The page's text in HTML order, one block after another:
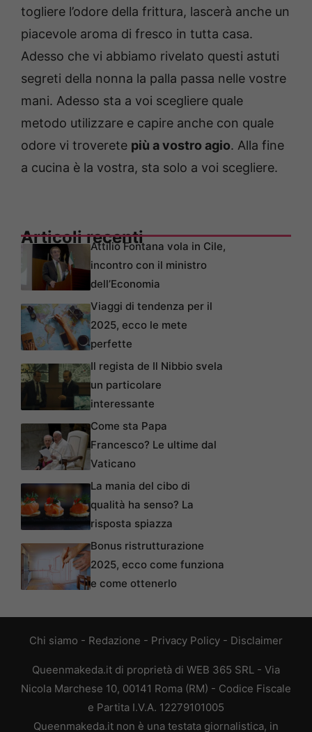
togliere l’odore della frittura, lascerà anche un
piacevole aroma di fresco in tutta casa.
Adesso che vi abbiamo rivelato questi astuti
segreti della nonna la palla passa nelle vostre
mani. Adesso sta a voi scegliere quale
metodo utilizzare e capire anche con quale
odore vi troverete più a vostro agio. Alla fine
a cucina è la vostra, sta solo a voi scegliere.
Articoli recentiAttilio Fontana vola in Cile,
incontro con il ministro
dell’Economia
Viaggi di tendenza per il
2025, ecco le mete
perfette
Il regista de Il Nibbio svela
un particolare
interessante
Come sta Papa
Francesco? Le ultime dal
Vaticano
La mania del cibo di
qualità ha senso? La
risposta spiazza
Bonus ristrutturazione
2025, ecco come funziona
e come ottenerlo
Chi siamo - Redazione - Privacy Policy - Disclaimer
Queenmakeda.it di proprietà di WEB 365 SRL - Via
Nicola Marchese 10, 00141 Roma (RM) - Codice Fiscale
e Partita I.V.A. 12279101005
Queenmakeda.it non è una testata giornalistica, in